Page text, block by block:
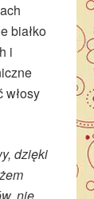
białko
i
włosy
dzięki